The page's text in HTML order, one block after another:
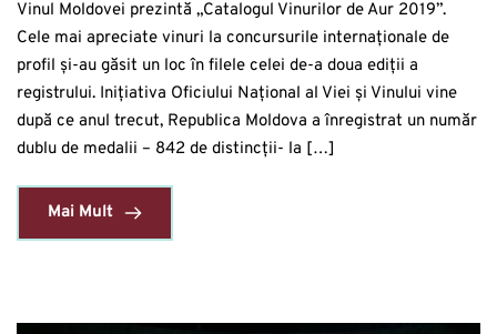
Vinul Moldovei prezintă „Catalogul Vinurilor de Aur 2019”.
Cele mai apreciate vinuri la concursurile internaționale de
profil și-au găsit un loc în filele celei de-a doua ediții a
registrului. Inițiativa Oficiului Național al Viei și Vinului vine
după ce anul trecut, Republica Moldova a înregistrat un număr
dublu de medalii – 842 de distincții- la […]
Mai Mult